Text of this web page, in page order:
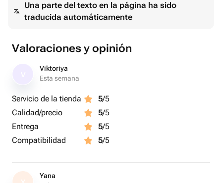
Una parte del texto en la página ha sido
traducida automáticamente
Valoraciones y opinión
Viktoriya
Esta semana
Servicio de la tienda 5/5
Calidad/precio
5/5
Entrega
5/5
Compatibilidad
5/5
Yana